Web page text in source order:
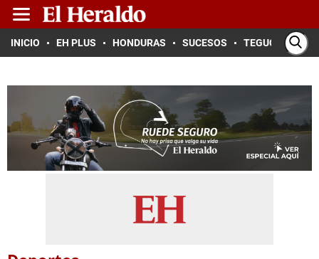
INICIO EH PLUS HONDURAS SUCESOS TEGUCIGALPA